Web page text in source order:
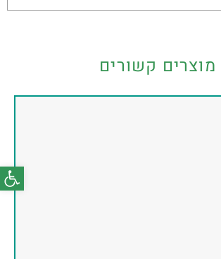
מוצרים קשורים
פתח